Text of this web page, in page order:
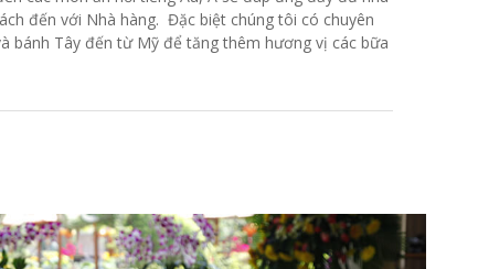
đến với Nhà hàng. Đặc biệt chúng tôi có chuyên
bánh Tây đến từ Mỹ để tăng thêm hương vị các bữa